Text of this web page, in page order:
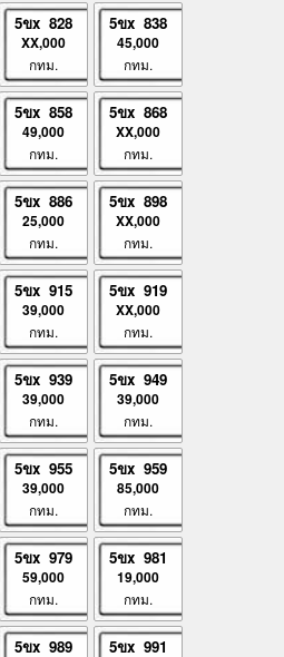
5ขx 828
XX,000
กทม.
5ขx 838
45,000
กทม.
5ขx 858
49,000
กทม.
5ขx 868
XX,000
กทม.
5ขx 886
25,000
กทม.
5ขx 898
XX,000
กทม.
5ขx 915
39,000
กทม.
5ขx 919
XX,000
กทม.
5ขx 939
39,000
กทม.
5ขx 949
39,000
กทม.
5ขx 955
39,000
กทม.
5ขx 959
85,000
กทม.
5ขx 979
59,000
กทม.
5ขx 981
19,000
กทม.
5ขx 989 5ขx 991